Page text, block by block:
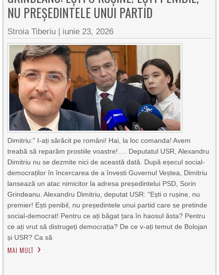
NU PREȘEDINTELE UNUI PARTID
Stroia Tiberiu | iunie 23, 2026
Dimitriu:” I-ați sărăcit pe români! Hai, la loc comanda! Avem
treabă să reparăm prostiile voastre!…. Deputatul USR, Alexandru
Dimitriu nu se dezmite nici de această dată. După eșecul social-
democraților în încercarea de a învesti Guvernul Veștea, Dimitriu
lansează un atac nimicitor la adresa președintelui PSD, Sorin
Grindeanu. Alexandru Dimitriu, deputat USR: “Ești o rușine, nu
premier! Ești penibil, nu președintele unui partid care se pretinde
social-democrat! Pentru ce ați băgat țara în haosul ăsta? Pentru
ce ați vrut să distrugeți democrația? De ce v-ați temut de Bolojan
și USR? Ca să
MAI MULT